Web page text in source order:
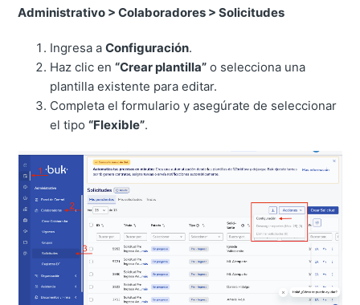
Administrativo > Colaboradores > Solicitudes
Ingresa aConfiguración.
Haz clic en“Crear plantilla” o selecciona una
plantilla existente para editar.
Completa el formulario y asegúrate de seleccionar
el tipo“Flexible”.